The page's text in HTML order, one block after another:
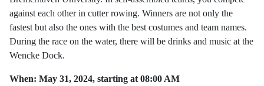
against each other in cutter rowing. Winners are not only the
fastest but also the ones with the best costumes and team names.
During the race on the water, there will be drinks and music at the
Wencke Dock.
When: May 31, 2024, starting at 08:00 AM